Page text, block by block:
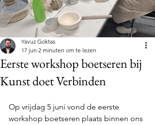
Eerste workshop boetseren bij
Kunst doet Verbinden
Yavuz Goktas
17 jun 2 minuten om te lezen
Op vrijdag 5 juni vond de eerste
workshop boetseren plaats binnen ons